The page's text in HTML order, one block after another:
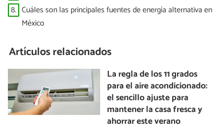
8. Cuáles son las principales fuentes de energía alternativa en
México
Artículos relacionados
La regla de los 11 grados
para el aire acondicionado:
el sencillo ajuste para
mantener la casa fresca y
ahorrar este verano